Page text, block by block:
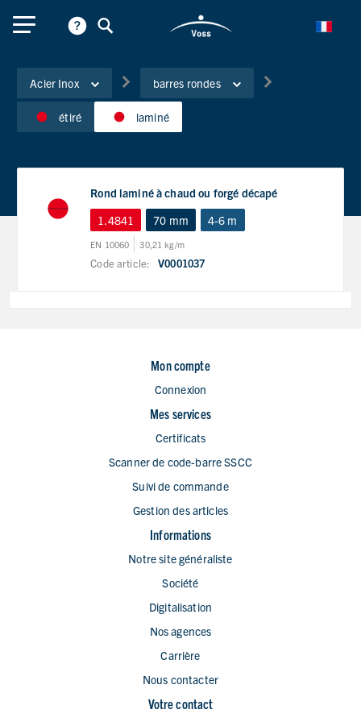
Acier Inox barres rondes
étiré laminé
Rond laminé à chaud ou forgé décapé
1.4841
70 mm 4-6 m
EN 10060 30,21 kg/m
Code article: V0001037
Mon compte
Connexion
Mes services
Certificats
Scanner de code-barre SSCC
Suivi de commande
Gestion des articles
Informations
Notre site généraliste
Société
Digitalisation
Nos agences
Carrière
Nous contacter
Votre contact